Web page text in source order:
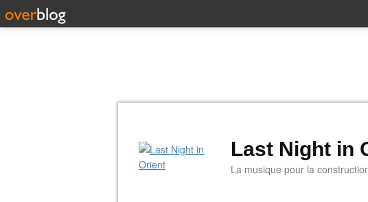
Last Night in
La musique pour la